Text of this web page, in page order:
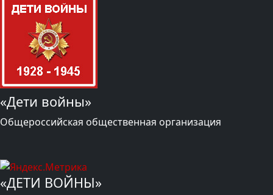
«Дети войны»
Общероссийская общественная организация
«ДЕТИ ВОЙНЫ»